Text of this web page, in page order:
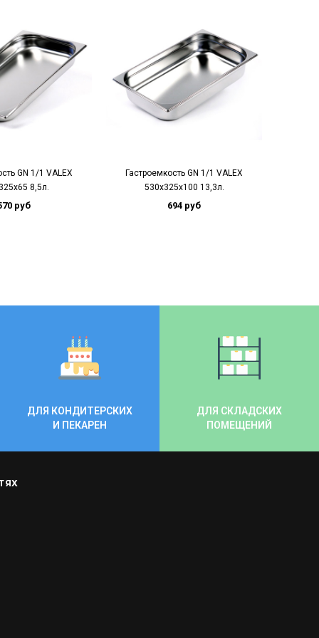
GN 1/1 VALEX
8,5л.
руб
Гастроемкость GN 1/1 VALEX
530x325x100 13,3л.
694 руб
ДЛЯ КОНДИТЕРСКИХ
И ПЕКАРЕН
ДЛЯ СКЛАДСКИХ
ПОМЕЩЕНИЙ